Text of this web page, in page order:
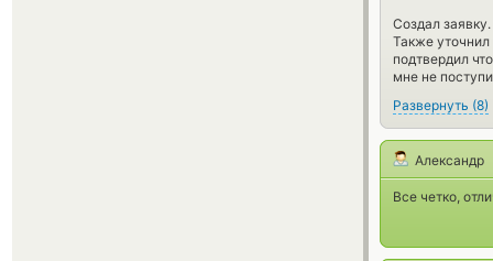
Создал
Также
подтвердил
мне не
Развернуть (8)
Александр
Все четко,